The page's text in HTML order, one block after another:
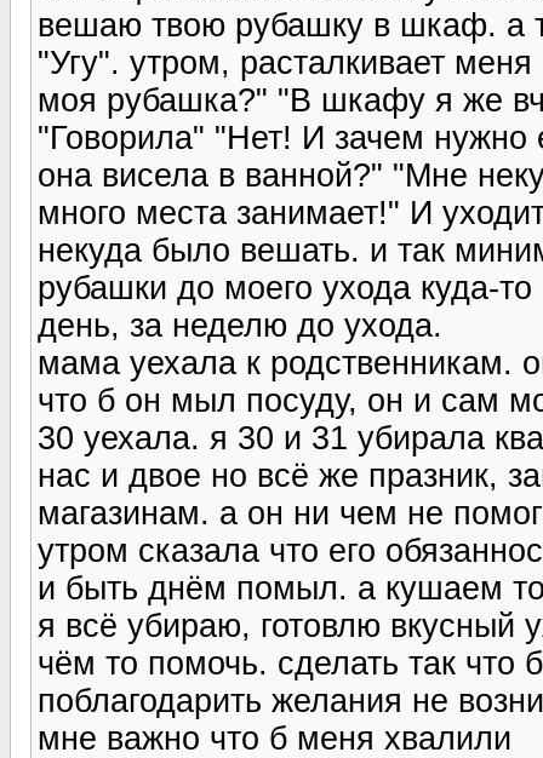
вешаю твою рубашку в шкаф. а
"Угу". утром, расталкивает
моя рубашка?" "В шкафу я же
"Говорила" "Нет! И зачем нужно
она висела в ванной?" "Мне
много места занимает!" И
некуда было вешать. и так
рубашки до моего ухода куда-
день, за неделю до ухода.
мама уехала к родственникам.
что б он мыл посуду, он и сам
30 уехала. я 30 и 31 убирала
нас и двое но всё же празник,
магазинам. а он ни чем не
утром сказала что его
и быть днём помыл. а кушаем
я всё убираю, готовлю вкусный
чём то помочь. сделать так
поблагодарить желания не
мне важно что б меня хвалили